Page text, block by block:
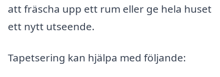
att fräscha upp ett rum eller ge hela huset
ett nytt utseende.
Tapetsering kan hjälpa med följande: